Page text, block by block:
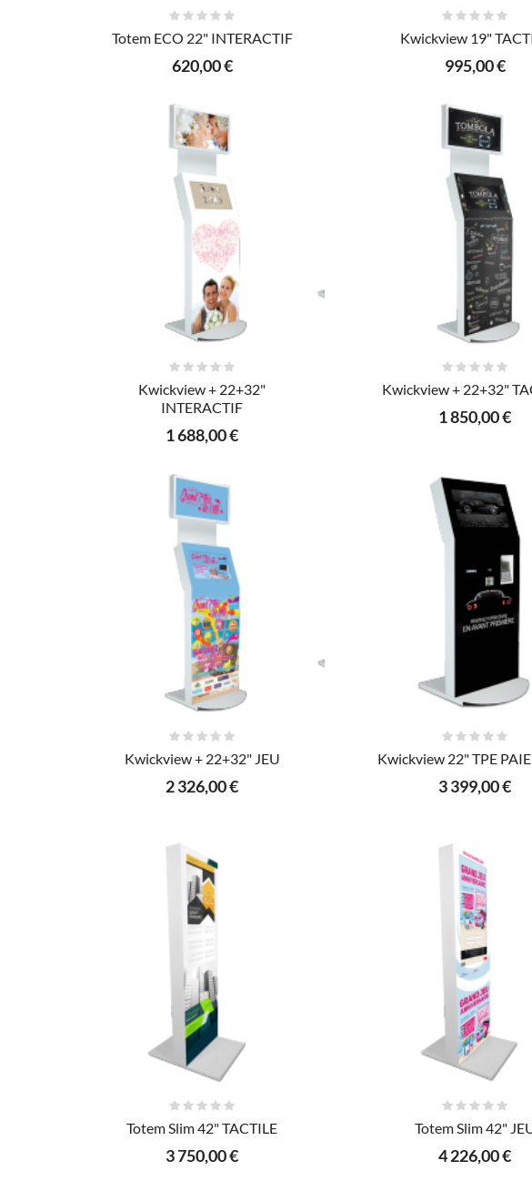
AJOUTER AU PANIER
Totem ECO 22" INTERACTIF
620,00 €
AJOUTER AU PANIER
Kwickview 19"
995,00 €
AJOUTER AU PANIER
Kwickview + 22+32"
INTERACTIF
1 688,00 €
AJOUTER AU PANIER
Kwickview + 22+32"
1 850,00 €
AJOUTER AU PANIER
Kwickview + 22+32" JEU
2 326,00 €
AJOUTER AU PANIER
Kwickview 22" TPE
3 399,00 €
AJOUTER AU PANIER
Totem Slim 42" TACTILE
3 750,00 €
AJOUTER AU PANIER
Totem Slim 42"
4 226,00 €